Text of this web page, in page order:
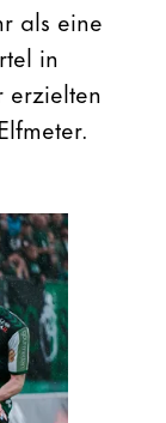
als eine
in
erzielten